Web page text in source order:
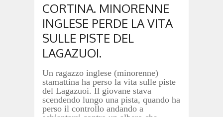
CORTINA. MINORENNE
INGLESE PERDE LA VITA
SULLE PISTE DEL
LAGAZUOI.
Un ragazzo inglese (minorenne)
stamattina ha perso la vita sulle piste
del Lagazuoi. Il giovane stava
scendendo lungo una pista, quando ha
perso il controllo andando a